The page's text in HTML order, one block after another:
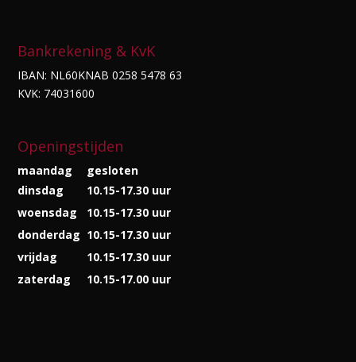
Bankrekening & KvK
IBAN: NL60KNAB 0258 5478 63
KVK: 74031600
Openingstijden
maandag
gesloten
dinsdag
10.15-17.30 uur
woensdag
10.15-17.30 uur
donderdag 10.15-17.30 uur
vrijdag
10.15-17.30 uur
zaterdag
10.15-17.00 uur